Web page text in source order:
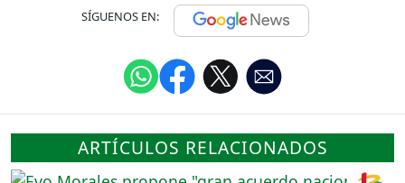
SÍGUENOS EN:
ARTÍCULOS RELACIONADOS